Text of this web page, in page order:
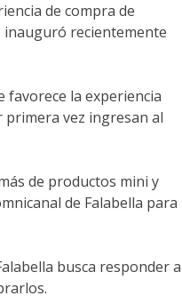
de compra de
inauguró recientemente
favorece la experiencia
primera vez ingresan al
de productos mini y
de Falabella para
busca responder a